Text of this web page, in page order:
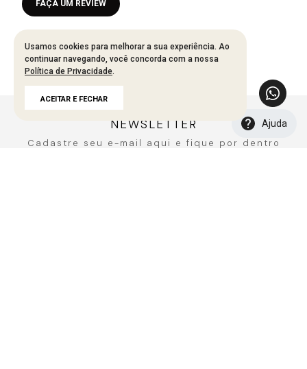
Ajuda
Faça login para escrever uma avaliação.
Mais recentes Todos
Carregando avaliações…
Usamos cookies para melhorar a sua experiência. Ao
continuar navegando, você concorda com a nossa
Política de Privacidade.
ACEITAR E FECHAR
NEWSLETTER
Cadastre seu e-mail aqui e fique por dentro